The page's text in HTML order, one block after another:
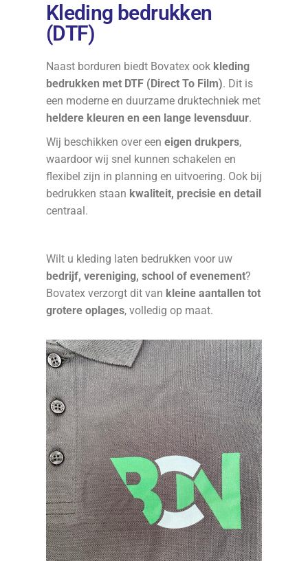
Kleding bedrukken
(DTF)
Naast borduren biedt Bovatex ook kleding
bedrukken met DTF (Direct To Film). Dit is
een moderne en duurzame druktechniek met
heldere kleuren en een lange levensduur.
Wij beschikken over een eigen drukpers,
waardoor wij snel kunnen schakelen en
flexibel zijn in planning en uitvoering. Ook bij
bedrukken staan kwaliteit, precisie en detail
centraal.
Wilt u kleding laten bedrukken voor uw
bedrijf, vereniging, school of evenement?
Bovatex verzorgt dit van kleine aantallen tot
grotere oplages, volledig op maat.